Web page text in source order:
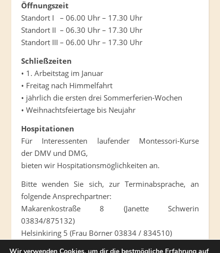
Öffnungszeit
Standort I – 06.00 Uhr – 17.30 Uhr
Standort II – 06.30 Uhr – 17.30 Uhr
Standort III – 06.00 Uhr – 17.30 Uhr
Schließzeiten
• 1. Arbeitstag im Januar
• Freitag nach Himmelfahrt
• jährlich die ersten drei Sommerferien-Wochen
• Weihnachtsfeiertage bis Neujahr
Hospitationen
Für Interessenten laufender Montessori-Kurse
der DMV und DMG,
bieten wir Hospitationsmöglichkeiten an.
Bitte wenden Sie sich, zur Terminabsprache, an
folgende Ansprechpartner:
Makarenkostraße 8 (Janette Schwerin
03834/875132)
Helsinkiring 5 (Frau Börner 03834 / 834510)